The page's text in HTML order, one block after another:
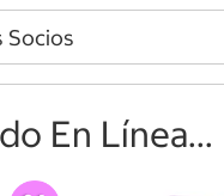
Socios
En Línea...